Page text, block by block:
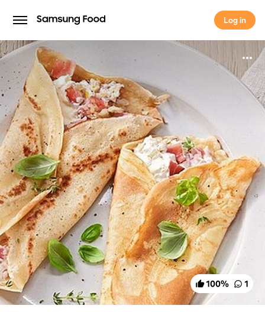
Log in
Log in
100% 1